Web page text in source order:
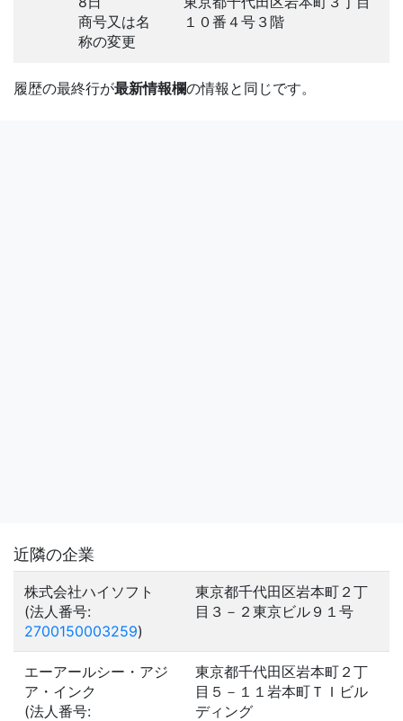
商号又は名
称の変更
１０番４号３階
履歴の最終行が最新情報欄の情報と同じです。
近隣の企業
株式会社ハイソフト
(法人番号:
2700150003259)
東京都千代田区岩本町２丁
目３－２東京ビル９１号
エーアールシー・アジ
ア・インク
(法人番号:
東京都千代田区岩本町２丁
目５－１１岩本町ＴＩビル
ディング